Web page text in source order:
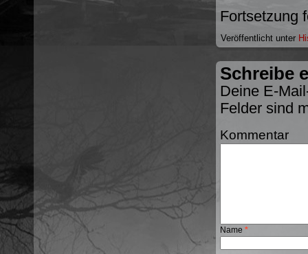
Fortsetzung
Veröffentlicht unter
Schreibe
Deine E-
Felder sind
Kommentar
Name *